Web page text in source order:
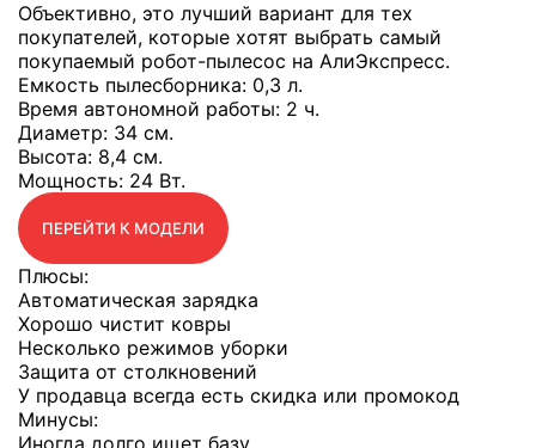
Объективно, это лучший вариант для тех
покупателей, которые хотят выбрать самый
покупаемый робот-пылесос на АлиЭкспресс.
Емкость пылесборника: 0,3 л.
Время автономной работы: 2 ч.
Диаметр: 34 см.
Высота: 8,4 см.
Мощность: 24 Вт.
ПЕРЕЙТИ К МОДЕЛИ
Плюсы:
Автоматическая зарядка
Хорошо чистит ковры
Несколько режимов уборки
Защита от столкновений
У продавца всегда есть скидка или промокод
Минусы:
Иногда долго ищет базу